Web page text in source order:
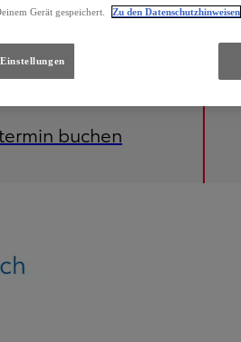
buchen
Gerät gespeichert.
Zu den Datenschutzhinweisen